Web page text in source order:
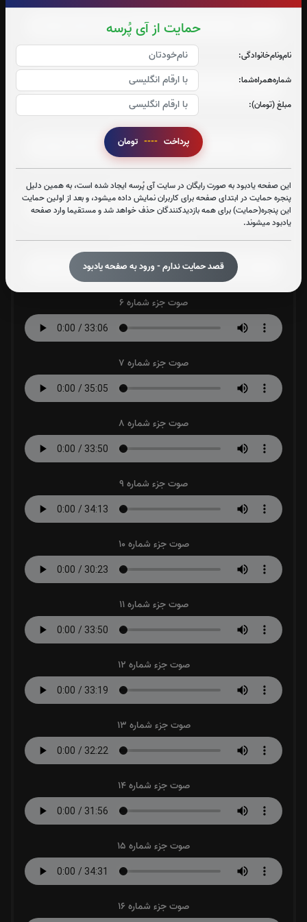
حمایت از آی پُرسه
نام‌و‌نام‌خانوادگی:
شماره‌همراه‌شما:
مبلغ (تومان):
پرداخت ----
این صفحه یادبود به صورت رایگان در سایت آی پُرسه ایجاد شده است، به همین دلیل
پنجره حمایت در ابتدای صفحه برای کاربران نمایش داده میشود، و بعد از اولین حمایت
این پنجره(حمایت) برای همه بازدیدکنندگان حذف خواهد شد و مستقیما وارد صفحه
یادبود میشوند.
قصد حمایت ندارم - ورود به صفحه یادبود
صوت جزء شماره 2
صوت جزء شماره 4
صوت جزء شماره 5
صوت جزء شماره 6
صوت جزء شماره 7
صوت جزء شماره 8
صوت جزء شماره 9
صوت جزء شماره 10
صوت جزء شماره 11
صوت جزء شماره 12
صوت جزء شماره 13
صوت جزء شماره 14
صوت جزء شماره 15
صوت جزء شماره 16